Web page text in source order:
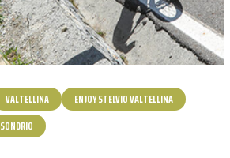
VALTELLINA
ENJOY STELVIO VALTELLINA
SONDRIO